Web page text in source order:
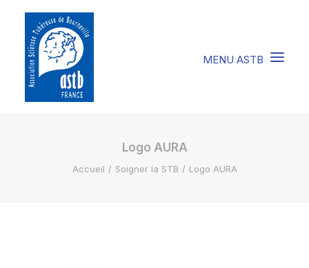
COMPRENDRE LA STB
SOIGNER LA STB
Logo AURA
Accueil Soigner la STB Logo AURA